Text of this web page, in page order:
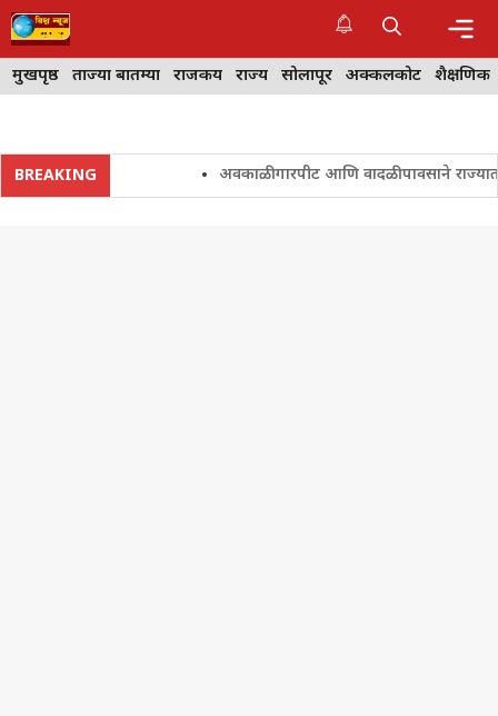
Skip
to
content
मुखपृष्ठ ताज्या बातम्या राजकीय राज्य सोलापूर अक्कलकोट शैक्षणिक
BREAKING अवकाळी गारपीट आणि वादळी पावसाने राज्यातील